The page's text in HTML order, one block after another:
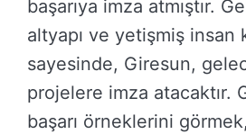
başarıya imza atmıştır.
altyapı ve yetişmiş insan
sayesinde, Giresun,
projelere imza atacaktır.
başarı örneklerini